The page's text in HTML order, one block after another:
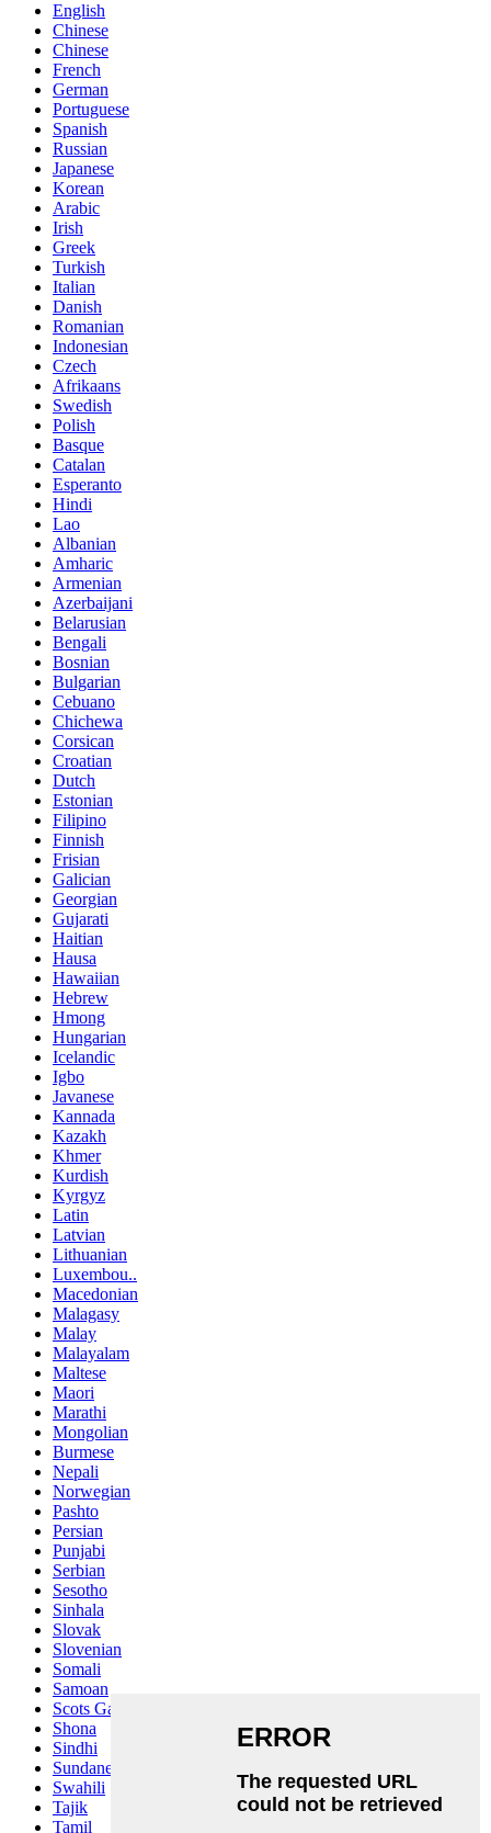
English
Chinese
Chinese
French
German
Portuguese
Spanish
Russian
Japanese
Korean
Arabic
Irish
Greek
Turkish
Italian
Danish
Romanian
Indonesian
Czech
Afrikaans
Swedish
Polish
Basque
Catalan
Esperanto
Hindi
Lao
Albanian
Amharic
Armenian
Azerbaijani
Belarusian
Bengali
Bosnian
Bulgarian
Cebuano
Chichewa
Corsican
Croatian
Dutch
Estonian
Filipino
Finnish
Frisian
Galician
Georgian
Gujarati
Haitian
Hausa
Hawaiian
Hebrew
Hmong
Hungarian
Icelandic
Igbo
Javanese
Kannada
Kazakh
Khmer
Kurdish
Kyrgyz
Latin
Latvian
Lithuanian
Luxembou..
Macedonian
Malagasy
Malay
Malayalam
Maltese
Maori
Marathi
Mongolian
Burmese
Nepali
Norwegian
Pashto
Persian
Punjabi
Serbian
Sesotho
Sinhala
Slovak
Slovenian
Somali
Samoan
Scots Gaelic
Shona
Sindhi
Sundanese
Swahili
Tajik
Tamil